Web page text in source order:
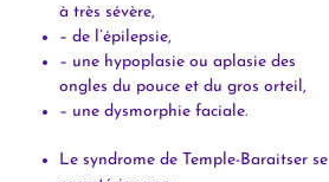
à très sévère,
– de l’épilepsie,
– une hypoplasie ou aplasie des
ongles du pouce et du gros orteil,
– une dysmorphie faciale.
Le syndrome de Temple-Baraitser se